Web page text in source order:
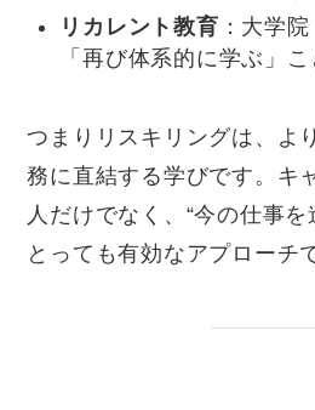
リカレント教育 ：大学
「再び体系的に学ぶ」こ
つまりリスキリングは、よ
務に直結する学びです。キ
人だけでなく、“今の仕事
とっても有効なアプローチ